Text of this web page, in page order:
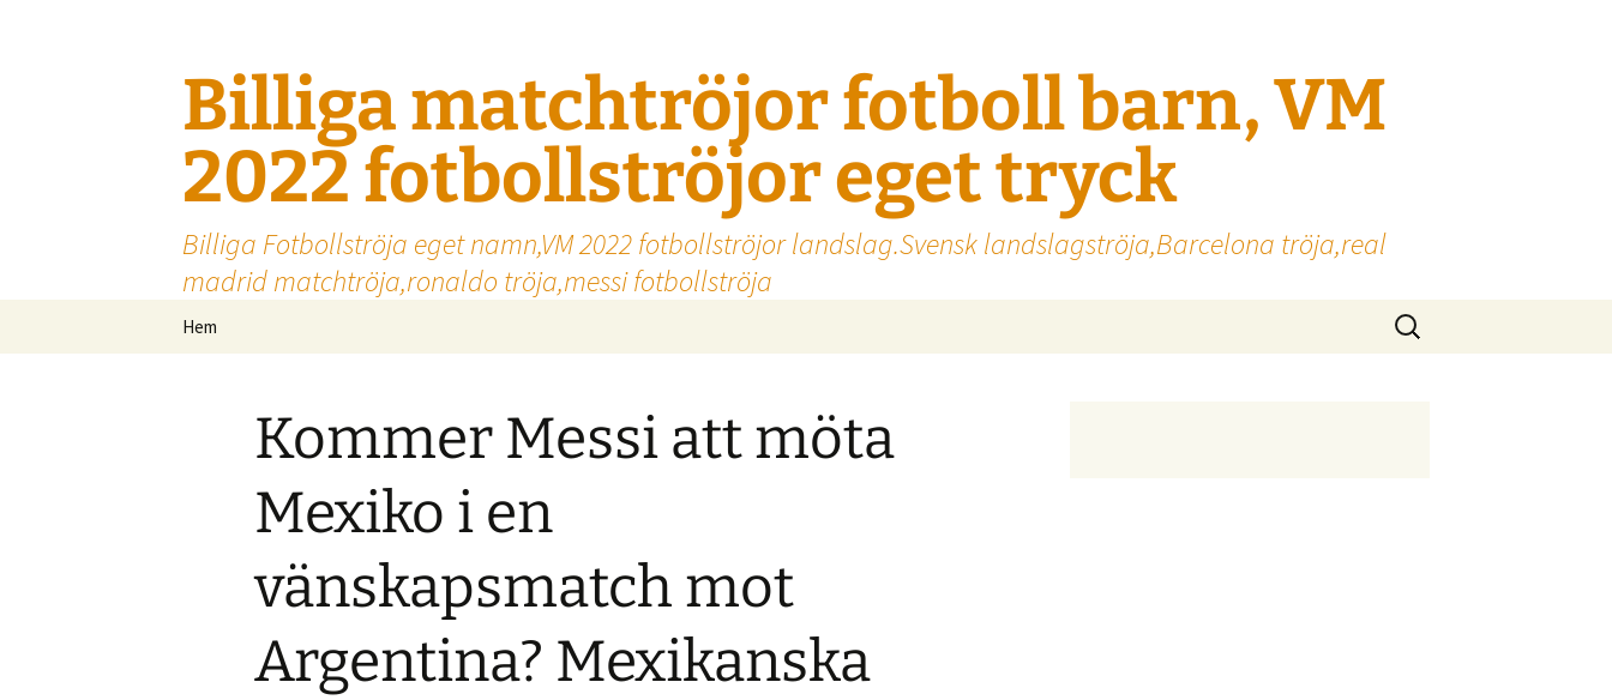
Billiga matchtröjor fotboll barn, VM
2022 fotbollströjor eget tryck
Billiga Fotbollströja eget namn,VM 2022 fotbollströjor landslag.Svensk landslagströja,Barcelona tröja,real
madrid matchtröja,ronaldo tröja,messi fotbollströja
Hem
Sök
efter:
Kommer Messi att möta
Mexiko i en
vänskapsmatch mot
Argentina? Mexikanska